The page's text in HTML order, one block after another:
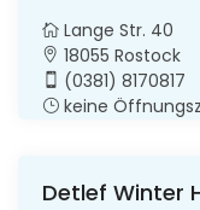
Lange Str. 40
18055 Rostock
(0381) 8170817
keine
Detlef Winter